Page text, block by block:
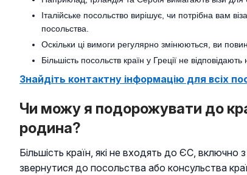
Італійське посольство вирішує, чи потрібна вам
посольства.
Оскільки ці вимоги регулярно змінюються, ви
Більшість посольств країн у Греції не
Знайдіть контактну інформацію для всіх
Чи можу я подорожувати до
родина?
Більшість країн, які не входять до ЄС,
звернутися до посольства або консульства